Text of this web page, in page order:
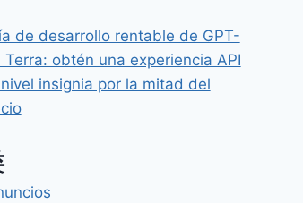
de desarrollo rentable de GPT-
Terra: obtén una experiencia API
insignia por la mitad del